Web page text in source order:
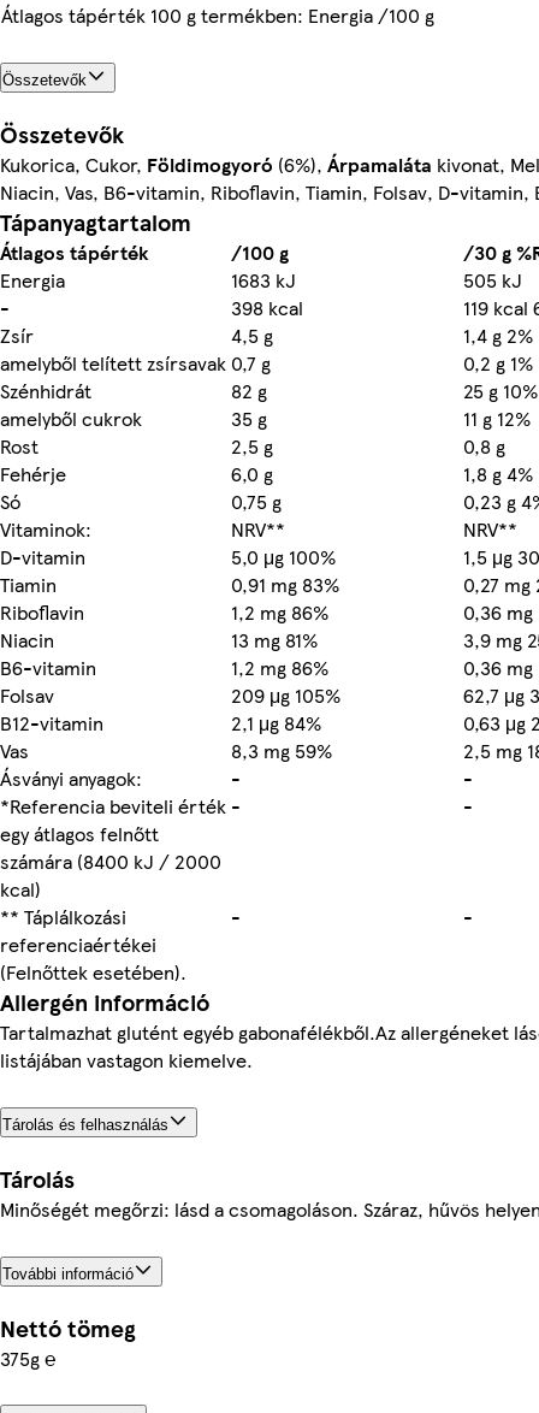
Átlagos tápérték 100 g termékben: Energia /100 g
Összetevők
Összetevők
Kukorica, Cukor, Földimogyoró (6%), Árpamaláta kivonat,
Niacin, Vas, B6-vitamin, Riboflavin, Tiamin, Folsav, D-vitamin,
Tápanyagtartalom
Átlagos tápérték /100 g
/30 g
Energia
1683 kJ
505 kJ
-
398 kcal
119 kcal
Zsír
4,5 g
1,4 g 2%
amelyből telített zsírsavak 0,7 g
0,2 g 1%
Szénhidrát
82 g
25 g 10%
amelyből cukrok
35 g
11 g 12%
Rost
2,5 g
0,8 g
Fehérje
6,0 g
1,8 g 4%
Só
0,75 g
0,23 g
Vitaminok:
NRV**
NRV**
D-vitamin
5,0 μg 100%
1,5 μg
Tiamin
0,91 mg 83%
0,27 mg
Riboflavin
1,2 mg 86%
0,36 mg
Niacin
13 mg 81%
3,9 mg
B6-vitamin
1,2 mg 86%
0,36 mg
Folsav
209 μg 105%
62,7 μg
B12-vitamin
2,1 μg 84%
0,63 μg
Vas
8,3 mg 59%
2,5 mg
Ásványi anyagok:
-
-
*Referencia beviteli érték
egy átlagos felnőtt
számára (8400 kJ / 2000
kcal)
- -
** Táplálkozási
referenciaértékei
(Felnőttek esetében).
- -
Allergén információ
Tartalmazhat glutént egyéb gabonafélékből.Az allergéneket
listájában vastagon kiemelve.
Tárolás és felhasználás
Tárolás
Minőségét megőrzi: lásd a csomagoláson. Száraz, hűvös
További információ
Nettó tömeg
375g ℮